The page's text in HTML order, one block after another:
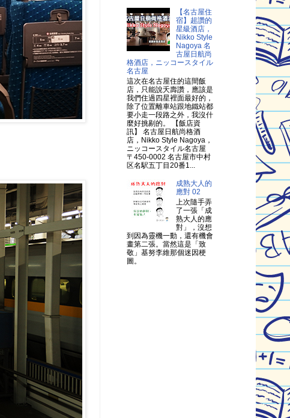
【名古屋住
宿】超讚的
星級酒店，
Nikko Style
Nagoya 名
古屋日航尚
格酒店，ニッコースタイル
名古屋
這次在名古屋住的這間飯
店，只能說夭壽讚，應該是
我們住過四星裡面最好的，
除了位置離車站跟地鐵站都
要小走一段路之外，我沒什
麼好挑剔的。 【飯店資
訊】 名古屋日航尚格酒
店，Nikko Style Nagoya，
ニッコースタイル名古屋
〒450-0002 名古屋市中村
区名駅五丁目20番1...
成熟大人的
應對 02
上次隨手弄
了一張「成
熟大人的應
對」，沒想
到因為靈機一動，還有機會
畫第二張。當然這是「致
敬」基努李維那個迷因梗
圖。